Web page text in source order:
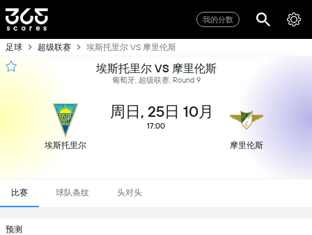
我的分数
足球 超级联赛 埃斯托里尔 VS 摩里伦斯
埃斯托里尔 VS 摩里伦斯
葡萄牙, 超级联赛, Round 9
埃斯托里尔
周日, 25日 10月
17:00
摩里伦斯
比赛 球队条纹 头对头
预测